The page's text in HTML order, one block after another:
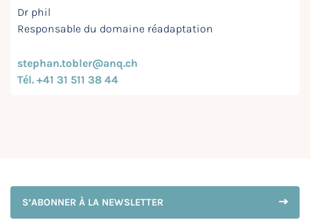
Dr phil
Responsable du domaine réadaptation
stephan.tobler@anq.ch
Tél. +41 31 511 38 44
S’ABONNER À LA NEWSLETTER